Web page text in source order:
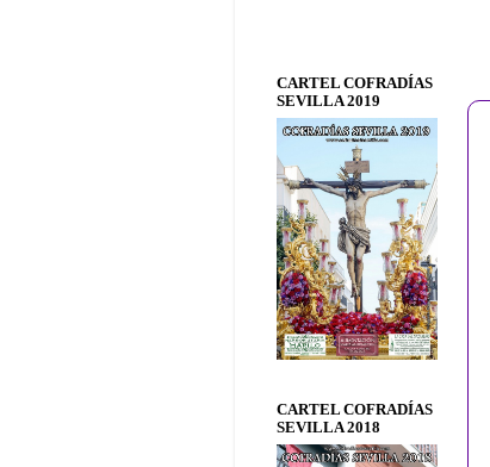
CARTEL COFRADÍAS
SEVILLA 2019
CARTEL COFRADÍAS
SEVILLA 2018